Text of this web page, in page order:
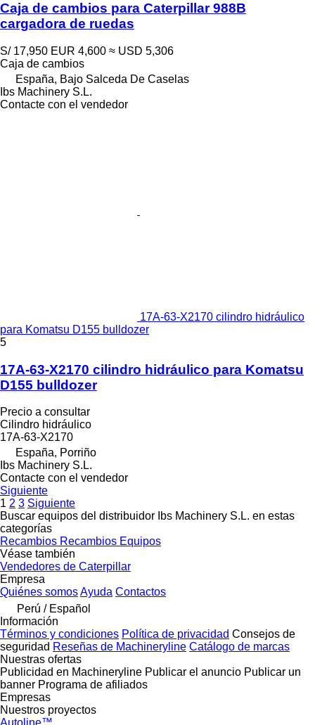
Caja de cambios para Caterpillar 988B
cargadora de ruedas
S/ 17,950 EUR 4,600 ≈ USD 5,306
Caja de cambios
España, Bajo Salceda De Caselas
Ibs Machinery S.L.
Contacte con el vendedor
17A-63-X2170 cilindro hidráulico
para Komatsu D155 bulldozer
5
17A-63-X2170 cilindro hidráulico para Komatsu
D155 bulldozer
Precio a consultar
Cilindro hidráulico
17A-63-X2170
España, Porriño
Ibs Machinery S.L.
Contacte con el vendedor
Siguiente
1 2 3 Siguiente
Buscar equipos del distribuidor Ibs Machinery S.L. en estas
categorías
Recambios Recambios Equipos
Véase también
Vendedores de Caterpillar
Empresa
Quiénes somosAyuda Contactos
Perú / Español
Información
Términos y condiciones Política de privacidad Consejos de
seguridad Reseñas de Machineryline Catálogo de marcas
Nuestras ofertas
Publicidad en Machineryline Publicar el anuncio Publicar un
banner Programa de afiliados
Empresas
Nuestros proyectos